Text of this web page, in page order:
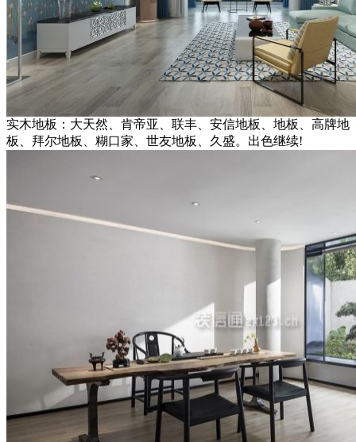
实木地板：大天然、肯帝亚、联丰、安信地板、地板、高牌地
板、拜尔地板、糊口家、世友地板、久盛。出色继续!